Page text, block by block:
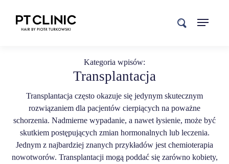
search
Kategoria wpisów:
Transplantacja
Transplantacja często okazuje się jedynym skutecznym
rozwiązaniem dla pacjentów cierpiących na poważne
schorzenia. Nadmierne wypadanie, a nawet łysienie, może być
skutkiem postępujących zmian hormonalnych lub leczenia.
Jednym z najbardziej znanych przykładów jest chemioterapia
nowotworów. Transplantacji mogą poddać się zarówno kobiety,